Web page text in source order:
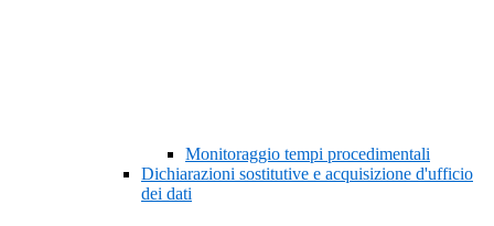
Monitoraggio tempi procedimentali
Dichiarazioni sostitutive e acquisizione d'ufficio
dei dati